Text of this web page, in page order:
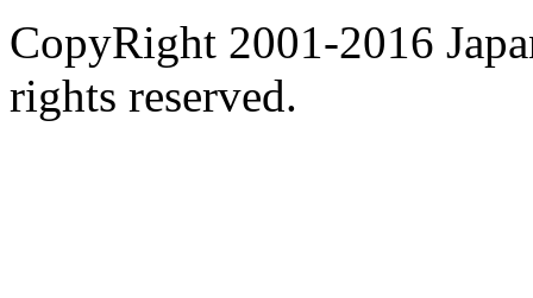
CopyRight 2001-2016
rights reserved.